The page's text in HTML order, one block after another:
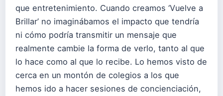
que entretenimiento. Cuando creamos ‘Vuelve a
Brillar’ no imaginábamos el impacto que tendría
ni cómo podría transmitir un mensaje que
realmente cambie la forma de verlo, tanto al que
lo hace como al que lo recibe. Lo hemos visto de
cerca en un montón de colegios a los que
hemos ido a hacer sesiones de concienciación,